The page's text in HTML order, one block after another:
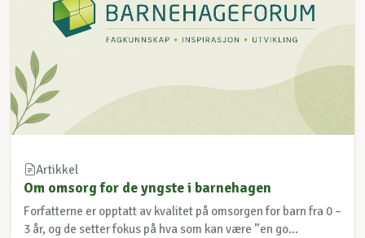
Artikkel
Om omsorg for de yngste i barnehagen
Forfatterne er opptatt av kvalitet på omsorgen for barn fra 0 –
3 år, og de setter fokus på hva som kan være ”en go...